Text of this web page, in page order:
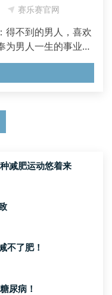
赛乐赛官网
得不到的男人，喜欢
为男人一生的事业。
都有无数人奔波在减
减肥运动悠着来
不了肥！
尿病！